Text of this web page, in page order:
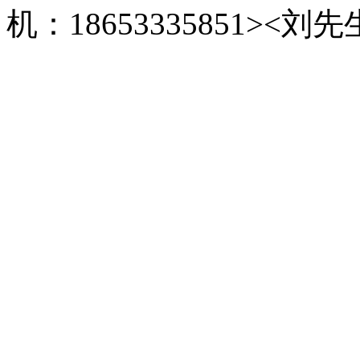
机：18653335851><刘